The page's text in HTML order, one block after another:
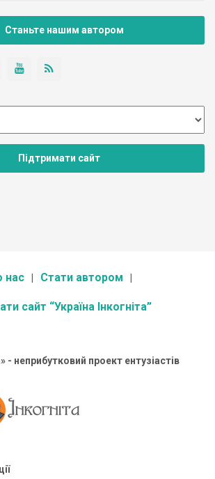
Станьте нашим автором
Підтримати сайт
нас Стати автором
сайт “Україна Інкогніта”
- неприбутковий проект ентузіастів